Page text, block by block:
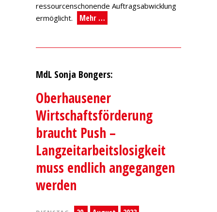
ressourcenschonende Auftragsabwicklung
ermöglicht.
Mehr …
MdL Sonja Bongers:
Oberhausener
Wirtschaftsförderung
braucht Push –
Langzeitarbeitslosigkeit
muss endlich angegangen
werden